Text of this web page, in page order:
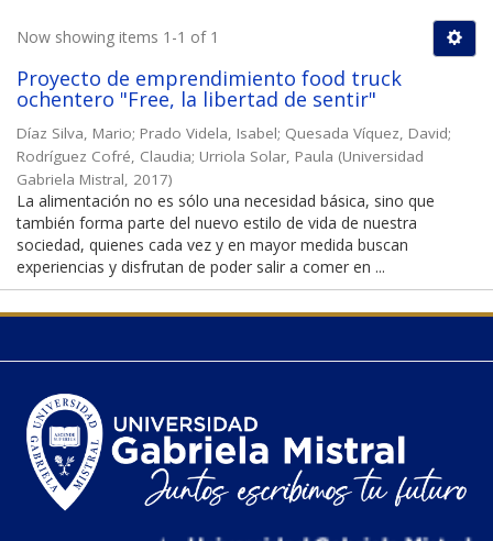
Now showing items 1-1 of 1
Proyecto de emprendimiento food truck
ochentero "Free, la libertad de sentir"
Díaz Silva, Mario; Prado Videla, Isabel; Quesada Víquez, David;
Rodríguez Cofré, Claudia; Urriola Solar, Paula (Universidad
Gabriela Mistral, 2017)
La alimentación no es sólo una necesidad básica, sino que
también forma parte del nuevo estilo de vida de nuestra
sociedad, quienes cada vez y en mayor medida buscan
experiencias y disfrutan de poder salir a comer en ...